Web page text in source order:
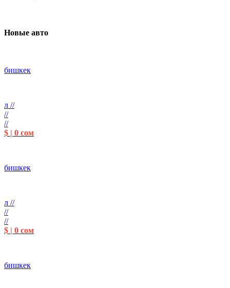
Новые авто
бишкек
л //
//
//
$ | 0 сом
бишкек
л //
//
//
$ | 0 сом
бишкек